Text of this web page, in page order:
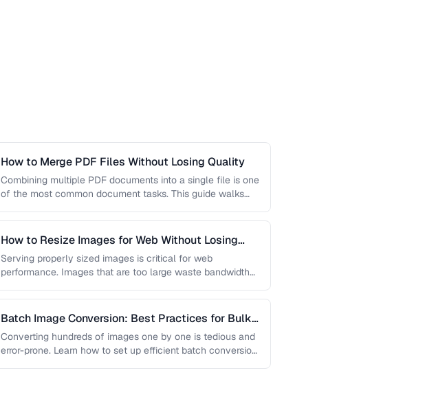
How to Merge PDF Files Without Losing Quality
Combining multiple PDF documents into a single file is one
of the most common document tasks. This guide walks
How to Resize Images for Web Without Losing
Quality
Serving properly sized images is critical for web
performance. Images that are too large waste bandwidth
Batch Image Conversion: Best Practices for Bulk
Processing
Converting hundreds of images one by one is tedious and
error-prone. Learn how to set up efficient batch conversion